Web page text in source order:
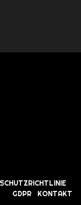
GDPR
KONTAKT